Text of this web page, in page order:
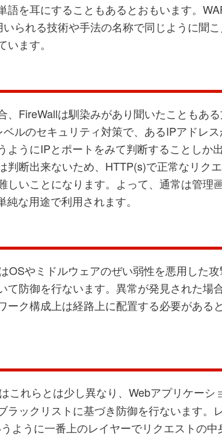
語を耳にすることもあるとおもいます。
られる技術や手法の名称で同じように聞
ます。
FireWallは馴染みがあり聞いたこともあ
ルのセキュリティ対策で、あるIPアドレ
うにIPとポートをみて判断することしか出
判断出来ないため、HTTP(s)で正常なリク
しいことになります。よって、通常は管理
な用途で利用されます。
OSやミドルウェアのぜい弱性を悪用した
て防御を行ないます。異常が発見された場
ーク構成上は経路上に配置する必要がある
はこれらとは少し異なり、Webアプリケーシ
ラックリストに基づき防御を行ないます。
ように一番上のレイヤーでリクエストの中